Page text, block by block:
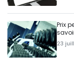
Prix
23